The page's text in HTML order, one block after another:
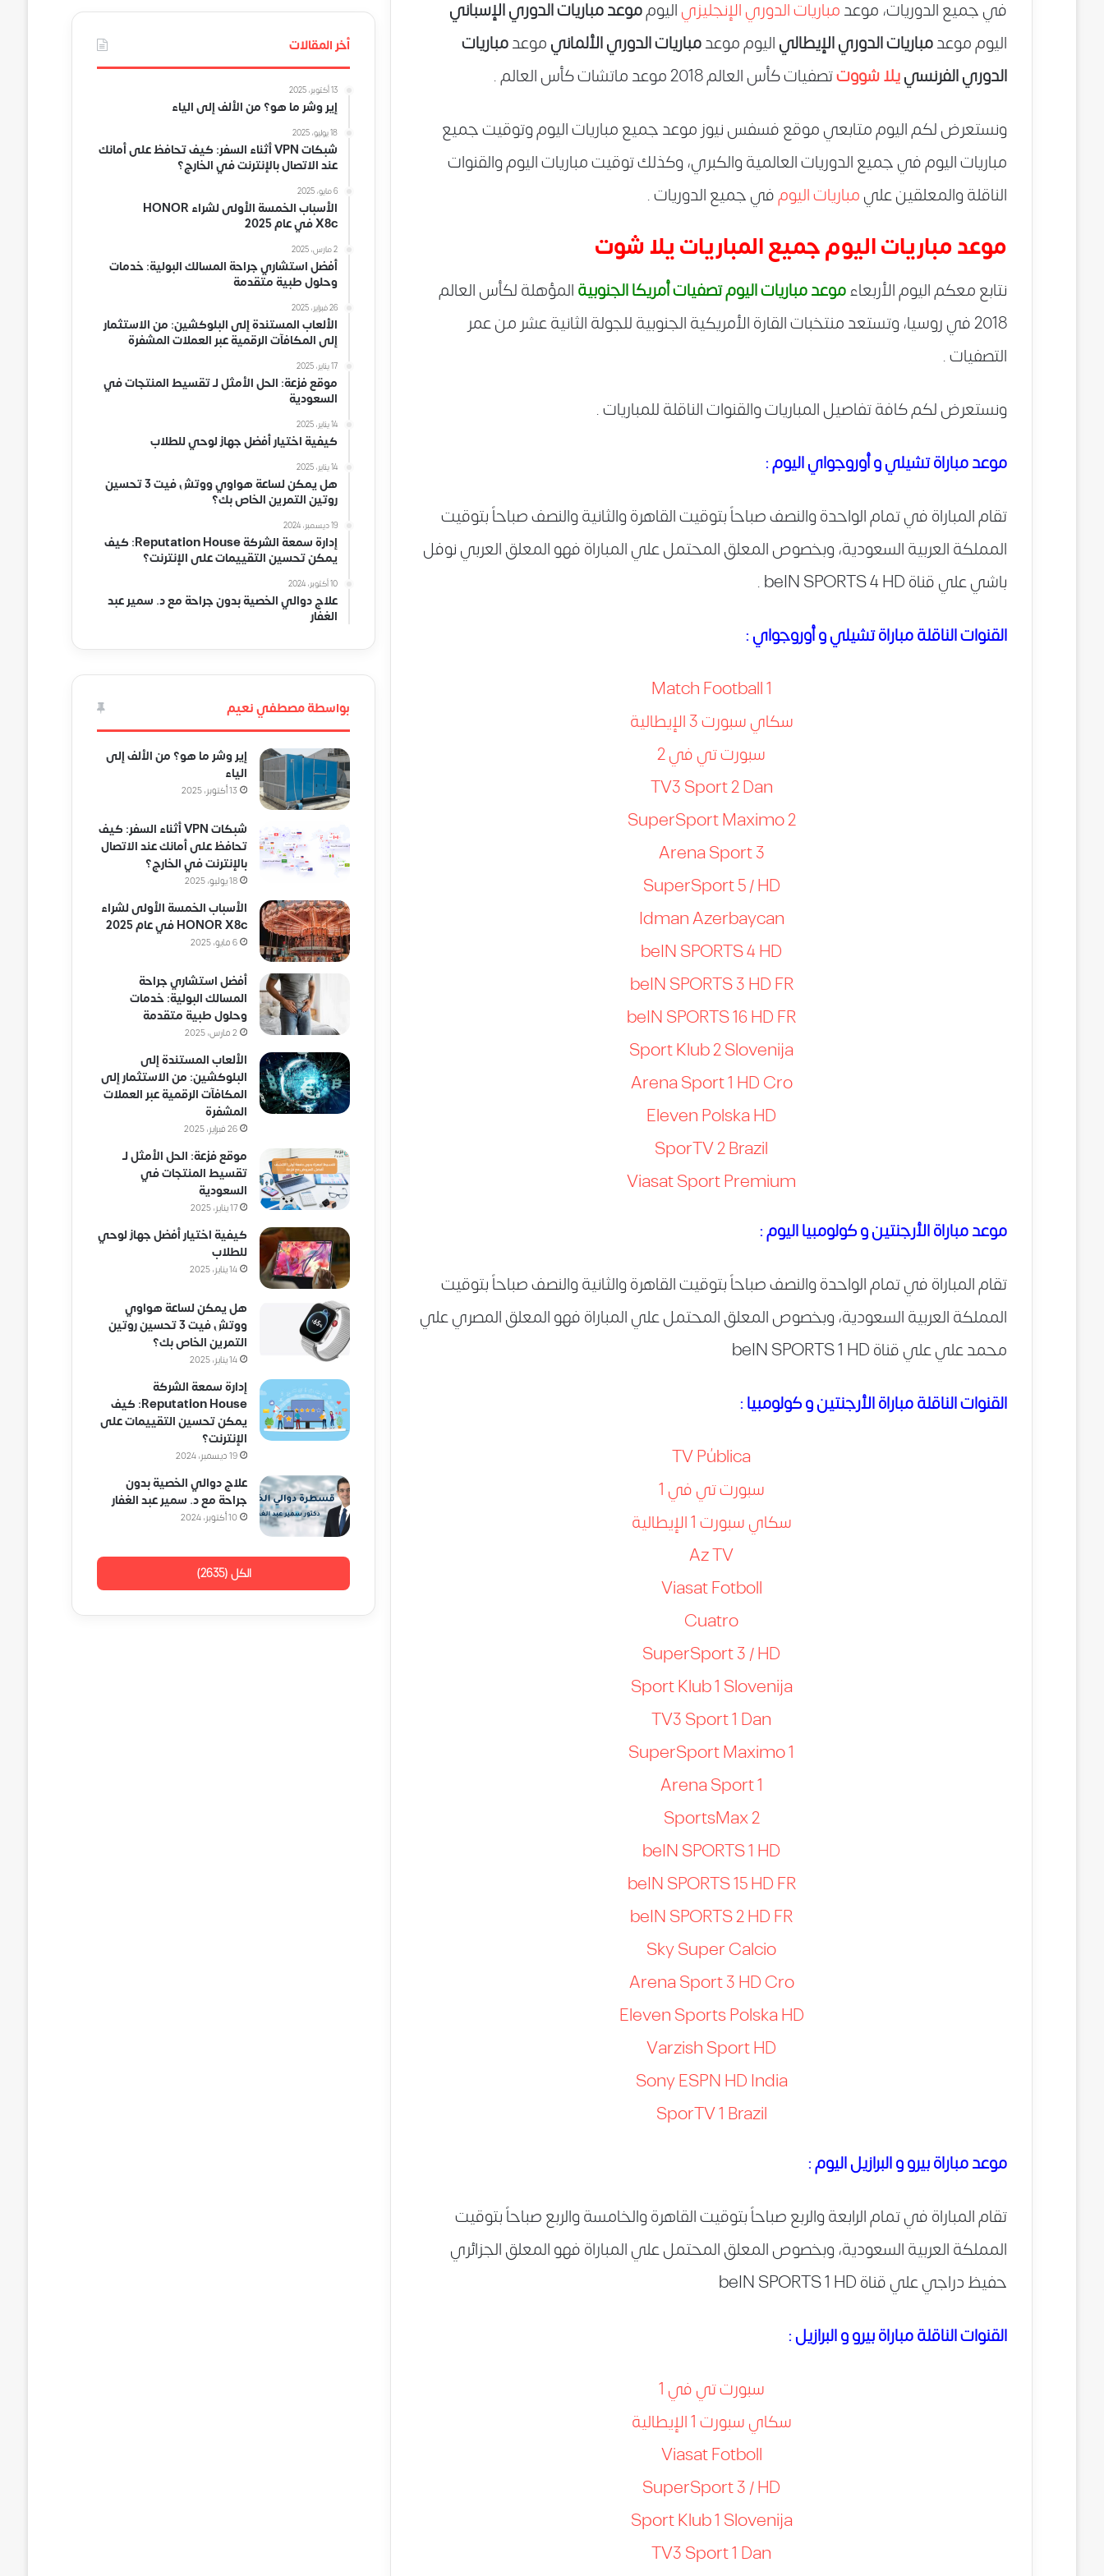
في جميع الدوريات، موعدمباريات الدوري الإنجليزياليومموعد مباريات الدوري الإسباني
اليوم موعدمباريات الدوري الإيطالياليوم موعدمباريات الدوري الألمانيموعدمباريات
الدوري الفرنسييلا شووتتصفيات كأس العالم 2018 موعد ماتشات كأس العالم .
ونستعرض لكم اليوم متابعي موقع فسفس نيوز موعد جميع مباريات اليوم وتوقيت جميع
مباريات اليوم في جميع الدوريات العالمية والكبري، وكذلك توقيت مباريات اليوم والقنوات
الناقلة والمعلقين عليمباريات اليومفي جميع الدوريات .
موعد مباريات اليوم جميع المباريات يلا شوت
نتابع معكم اليوم الأربعاءموعد مباريات اليوم تصفيات أمريكا الجنوبيةالمؤهلة لكأس العالم
2018 في روسيا، وتستعد منتخبات القارة الأمريكية الجنوبية للجولة الثانية عشر من عمر
التصفيات .
ونستعرض لكم كافة تفاصيل المباريات والقنوات الناقلة للمباريات .
موعد مباراة تشيلي و أوروجواي اليوم :
تقام المباراة في تمام الواحدة والنصف صباحاً بتوقيت القاهرة والثانية والنصف صباحاً بتوقيت
المملكة العربية السعودية، وبخصوص المعلق المحتمل علي المباراة فهو المعلق العربي نوفل
باشي علي قناة beIN SPORTS 4 HD .
القنوات الناقلة مباراة تشيلي و أوروجواي :
Match Football 1
سكاي سبورت 3 الإيطالية
سبورت تي في 2
TV3 Sport 2 Dan
SuperSport Maximo 2
Arena Sport 3
SuperSport 5 / HD
Idman Azerbaycan
beIN SPORTS 4 HD
beIN SPORTS 3 HD FR
beIN SPORTS 16 HD FR
Sport Klub 2 Slovenija
Arena Sport 1 HD Cro
Eleven Polska HD
SporTV 2 Brazil
Viasat Sport Premium
موعد مباراة الأرجنتين و كولومبيا اليوم :
تقام المباراة في تمام الواحدة والنصف صباحاً بتوقيت القاهرة والثانية والنصف صباحاً بتوقيت
المملكة العربية السعودية، وبخصوص المعلق المحتمل علي المباراة فهو المعلق المصري علي
محمد علي علي قناة beIN SPORTS 1 HD
القنوات الناقلة مباراة الأرجنتين و كولومبيا :
TV Pública
سبورت تي في 1
سكاي سبورت 1 الإيطالية
Az TV
Viasat Fotboll
Cuatro
SuperSport 3 / HD
Sport Klub 1 Slovenija
TV3 Sport 1 Dan
SuperSport Maximo 1
Arena Sport 1
SportsMax 2
beIN SPORTS 1 HD
beIN SPORTS 15 HD FR
beIN SPORTS 2 HD FR
Sky Super Calcio
Arena Sport 3 HD Cro
Eleven Sports Polska HD
Varzish Sport HD
Sony ESPN HD India
SporTV 1 Brazil
موعد مباراة بيرو و البرازيل اليوم :
تقام المباراة في تمام الرابعة والربع صباحاً بتوقيت القاهرة والخامسة والربع صباحاً بتوقيت
المملكة العربية السعودية، وبخصوص المعلق المحتمل علي المباراة فهو المعلق الجزائري
حفيظ دراجي علي قناة beIN SPORTS 1 HD
القنوات الناقلة مباراة بيرو و البرازيل :
سبورت تي في 1
سكاي سبورت 1 الإيطالية
Viasat Fotboll
SuperSport 3 / HD
Sport Klub 1 Slovenija
TV3 Sport 1 Dan
أخر المقالات
13 أكتوبر، 2025
إير وشر ما هو؟ من الألف إلى الياء
18 يوليو، 2025
شبكات VPN أثناء السفر: كيف تحافظ على أمانك
عند الاتصال بالإنترنت في الخارج؟
6 مايو، 2025
الأسباب الخمسة الأولى لشراء HONOR
X8c في عام 2025
2 مارس، 2025
أفضل استشاري جراحة المسالك البولية: خدمات
وحلول طبية متقدمة
26 فبراير، 2025
الألعاب المستندة إلى البلوكشين: من الاستثمار
إلى المكافآت الرقمية عبر العملات المشفرة
17 يناير، 2025
موقع فزعة: الحل الأمثل لـ تقسيط المنتجات في
السعودية
14 يناير، 2025
كيفية اختيار أفضل جهاز لوحي للطلاب
14 يناير، 2025
هل يمكن لساعة هواوي ووتش فيت 3 تحسين
روتين التمرين الخاص بك؟
19 ديسمبر، 2024
إدارة سمعة الشركة Reputation House: كيف
يمكن تحسين التقييمات على الإنترنت؟
10 أكتوبر، 2024
علاج دوالي الخصية بدون جراحة مع د. سمير عبد
الغفار
بواسطة مصطفي نعيم
إير وشر ما هو؟ من الألف إلى
الياء
13 أكتوبر، 2025
شبكات VPN أثناء السفر: كيف
تحافظ على أمانك عند الاتصال
بالإنترنت في الخارج؟
18 يوليو، 2025
الأسباب الخمسة الأولى لشراء
HONOR X8c في عام 2025
6 مايو، 2025
أفضل استشاري جراحة
المسالك البولية: خدمات
وحلول طبية متقدمة
2 مارس، 2025
الألعاب المستندة إلى
البلوكشين: من الاستثمار إلى
المكافآت الرقمية عبر العملات
المشفرة
26 فبراير، 2025
موقع فزعة: الحل الأمثل لـ
تقسيط المنتجات في
السعودية
17 يناير، 2025
كيفية اختيار أفضل جهاز لوحي
للطلاب
14 يناير، 2025
هل يمكن لساعة هواوي
ووتش فيت 3 تحسين روتين
التمرين الخاص بك؟
14 يناير، 2025
إدارة سمعة الشركة
Reputation House: كيف
يمكن تحسين التقييمات على
الإنترنت؟
19 ديسمبر، 2024
علاج دوالي الخصية بدون
جراحة مع د. سمير عبد الغفار
10 أكتوبر، 2024
الكل (2635)